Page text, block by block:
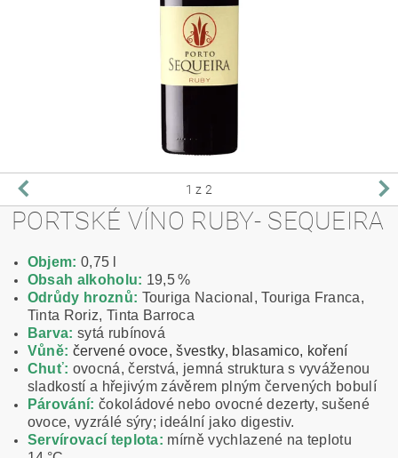
1 z 2
PORTSKÉ VÍNO RUBY- SEQUEIRA
Objem: 0,75 l
Obsah alkoholu: 19,5 %
Odrůdy hroznů: Touriga Nacional, Touriga Franca,
Tinta Roriz, Tinta Barroca
Barva: sytá rubínová
Vůně: červené ovoce, švestky, blasamico, koření
Chuť: ovocná, čerstvá, jemná struktura s vyváženou
sladkostí a hřejivým závěrem plným červených bobulí
Párování: čokoládové nebo ovocné dezerty, sušené
ovoce, vyzrálé sýry; ideální jako digestiv.
Servírovací teplota: mírně vychlazené na teplotu